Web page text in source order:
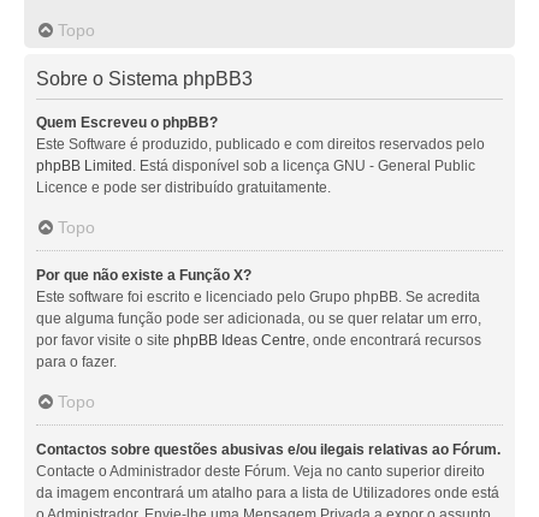
Topo
Sobre o Sistema phpBB3
Quem Escreveu o phpBB?
Este Software é produzido, publicado e com direitos reservados pelo
phpBB Limited. Está disponível sob a licença GNU - General Public
Licence e pode ser distribuído gratuitamente.
Topo
Por que não existe a Função X?
Este software foi escrito e licenciado pelo Grupo phpBB. Se acredita
que alguma função pode ser adicionada, ou se quer relatar um erro,
por favor visite o site phpBB Ideas Centre, onde encontrará recursos
para o fazer.
Topo
Contactos sobre questões abusivas e/ou ilegais relativas ao Fórum.
Contacte o Administrador deste Fórum. Veja no canto superior direito
da imagem encontrará um atalho para a lista de Utilizadores onde está